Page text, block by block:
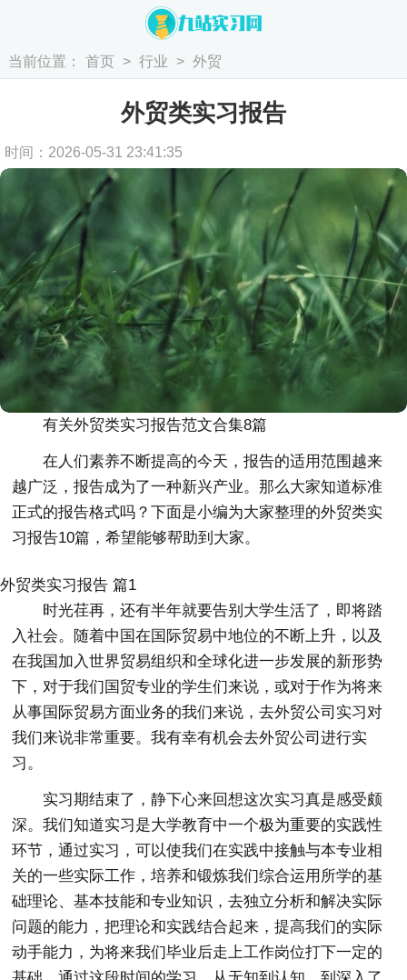
当前位置： 首页 > 行业 > 外贸
外贸类实习报告
时间：2026-05-31 23:41:35
有关外贸类实习报告范文合集8篇
在人们素养不断提高的今天，报告的适用范围越来
越广泛，报告成为了一种新兴产业。那么大家知道标准
正式的报告格式吗？下面是小编为大家整理的外贸类实
习报告10篇，希望能够帮助到大家。
外贸类实习报告 篇1
时光荏再，还有半年就要告别大学生活了，即将踏
入社会。随着中国在国际贸易中地位的不断上升，以及
在我国加入世界贸易组织和全球化进一步发展的新形势
下，对于我们国贸专业的学生们来说，或对于作为将来
从事国际贸易方面业务的我们来说，去外贸公司实习对
我们来说非常重要。我有幸有机会去外贸公司进行实
习。
实习期结束了，静下心来回想这次实习真是感受颇
深。我们知道实习是大学教育中一个极为重要的实践性
环节，通过实习，可以使我们在实践中接触与本专业相
关的一些实际工作，培养和锻炼我们综合运用所学的基
础理论、基本技能和专业知识，去独立分析和解决实际
问题的能力，把理论和实践结合起来，提高我们的实际
动手能力，为将来我们毕业后走上工作岗位打下一定的